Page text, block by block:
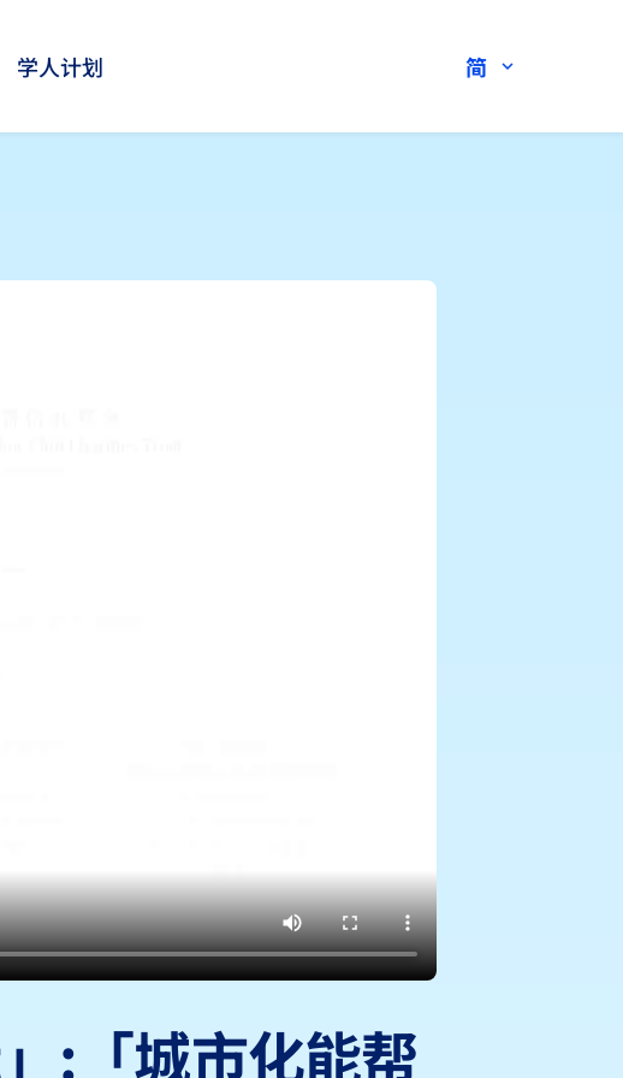
学人计划 简 expand_more
:「城市化能帮